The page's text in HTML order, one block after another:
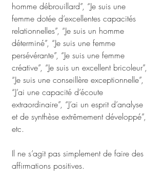
homme débrouillard”, “Je suis une
femme dotée d’excellentes capacités
relationnelles”, “Je suis un homme
déterminé”, “Je suis une femme
persévérante”, “Je suis une femme
créative”, “Je suis un excellent bricoleur”,
“Je suis une conseillère exceptionnelle”,
“J’ai une capacité d’écoute
extraordinaire”, “J’ai un esprit d’analyse
et de synthèse extrêmement développé”,
etc.
Il ne s’agit pas simplement de faire des
affirmations positives.